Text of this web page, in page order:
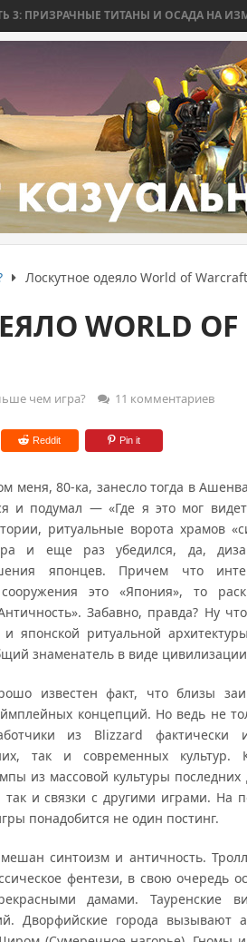
ТИТАНЫ И ОСАДА НА ИЗМОР
Лоскутное одеяло World of Warcraft
WORLD OF
чем игра? 11 комментариев
Reddit Pin it
80-ка, занесло тогда в
и подумал — «Где я это мог
ритуальные ворота храмов
и еще раз убедился, да,
японцев. Причем что
это «Япония», то
Забавно, правда? Ну
японской ритуальной
знаменатель в виде
известен факт, что близы
концепций. Но ведь не
из Blizzard фактически
так и современных культур.
из массовой культуры последних
и связки с другими играми. На
понадобится не один постинг.
синтоизм и античность.
фентези, в свою очередь
дамами. Тауренские
Дворфийские города вызывают